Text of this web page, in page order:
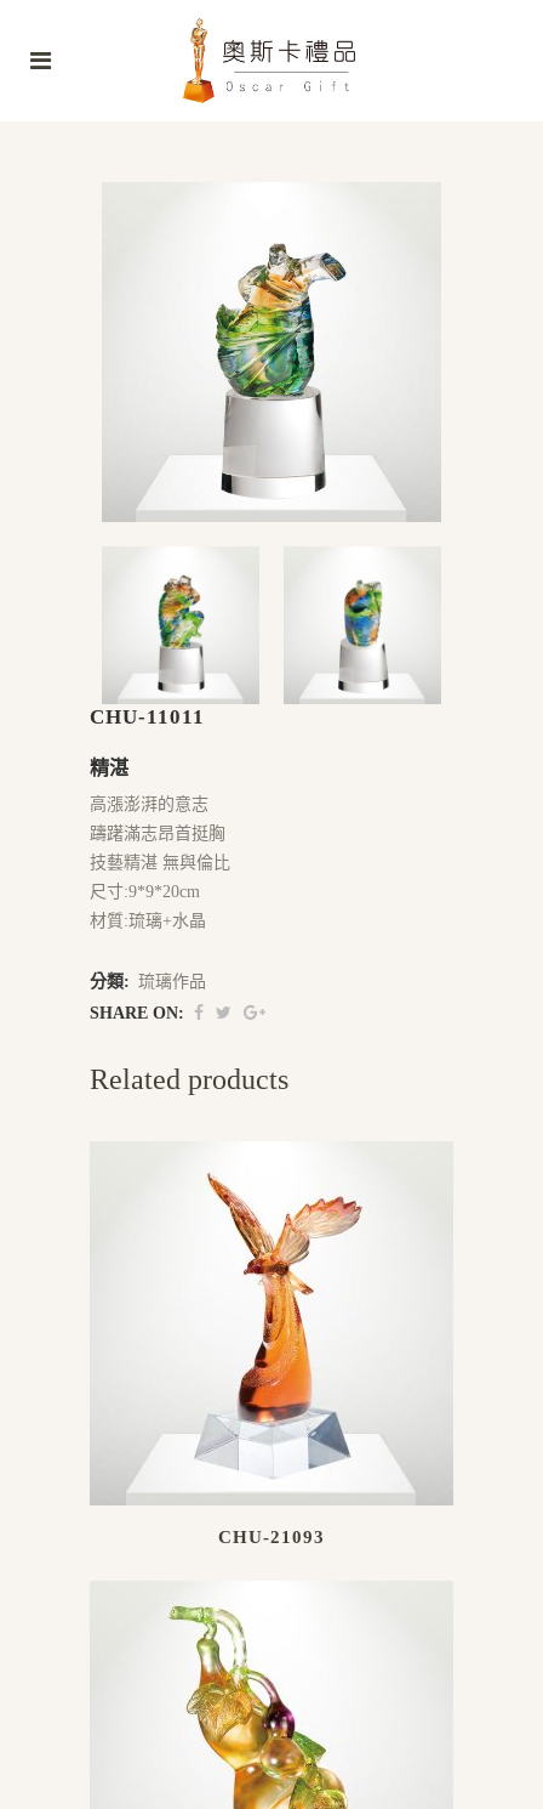
CHU-11011
精湛
高漲澎湃的意志
躊躇滿志昂首挺胸
技藝精湛 無與倫比
尺寸:9*9*20cm
材質:琉璃+水晶
分類: 琉璃作品
SHARE ON:
Related products
CHU-21093